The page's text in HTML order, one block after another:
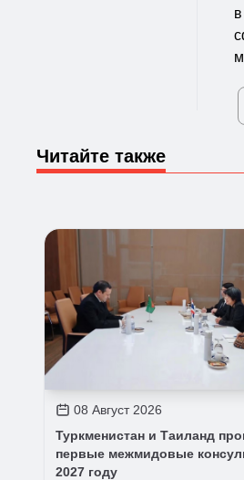
Читайте также
08 Август 2026
Туркменистан и Таиланд
первые межмидовые
2027 году